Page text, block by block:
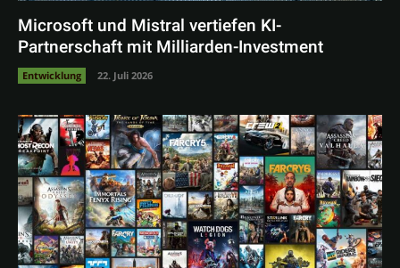
Microsoft und Mistral vertiefen KI-
Partnerschaft mit Milliarden-Investment
Entwicklung 22. Juli 2026